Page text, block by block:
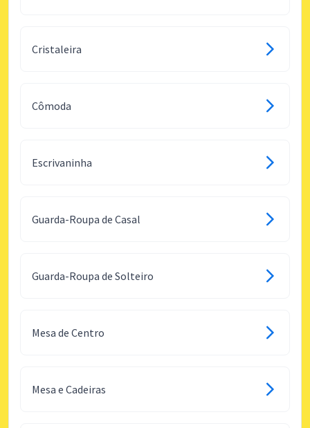
Cristaleira
Cômoda
Escrivaninha
Guarda-Roupa de Casal
Guarda-Roupa de Solteiro
Mesa de Centro
Mesa e Cadeiras